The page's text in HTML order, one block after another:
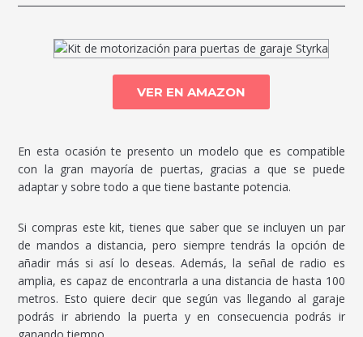
VER EN AMAZON
En esta ocasión te presento un modelo que es compatible
con la gran mayoría de puertas, gracias a que se puede
adaptar y sobre todo a que tiene bastante potencia.
Si compras este kit, tienes que saber que se incluyen un par
de mandos a distancia, pero siempre tendrás la opción de
añadir más si así lo deseas. Además, la señal de radio es
amplia, es capaz de encontrarla a una distancia de hasta 100
metros. Esto quiere decir que según vas llegando al garaje
podrás ir abriendo la puerta y en consecuencia podrás ir